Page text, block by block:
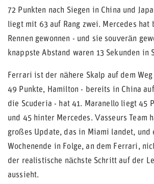
72 Punkten nach Siegen in China und
liegt mit 63 auf Rang zwei. Mercedes hat
Rennen gewonnen - und sie souverän
knappste Abstand waren 13 Sekunden in
Ferrari ist der nähere Skalp auf dem
49 Punkte, Hamilton - bereits in China
die Scuderia - hat 41. Maranello liegt 45
und 45 hinter Mercedes. Vasseurs Team
großes Update, das in Miami landet, und
Wochenende in Folge, an dem Ferrari,
der realistische nächste Schritt auf der
aussieht.